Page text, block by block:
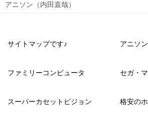
アニソン（内田直哉）
サイトマップです♪ アニソン
ファミリーコンピュータ セガ・
スーパーカセットビジョン 格安の